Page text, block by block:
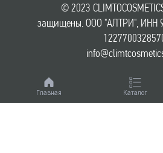
Главная Каталог
© 2023
защищены. ООО "АЛТРИ", ИНН